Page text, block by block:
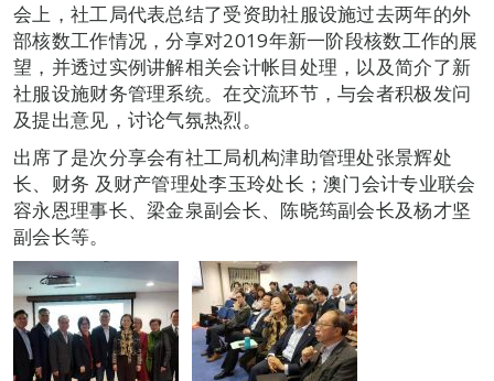
会上，社工局代表总结了受资助社服设施过去两年的外
部核数工作情况，分享对2019年新一阶段核数工作的展
望，并透过实例讲解相关会计帐目处理，以及简介了新
社服设施财务管理系统。在交流环节，与会者积极发问
及提出意见，讨论气氛热烈。
出席了是次分享会有社工局机构津助管理处张景辉处
长、财务 及财产管理处李玉玲处长；澳门会计专业联会
容永恩理事长、梁金泉副会长、陈晓筠副会长及杨才坚
副会长等。